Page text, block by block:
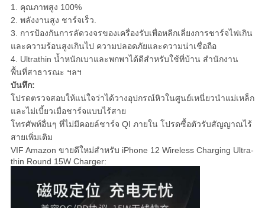
1. คุณภาพสูง 100%
2. พลังงานสูง ชาร์จเร็ว.
3. การป้องกันการลัดวงจรของเครื่องรับเพื่อหลีกเลี่ยงการชาร์จไฟเกิน
และความร้อนสูงเกินไป ความปลอดภัยและความน่าเชื่อถือ
4. Ultrathin น้ำหนักเบาและพกพาได้ดีสำหรับใช้ที่บ้าน สำนักงาน
พื้นที่สาธารณะ ฯลฯ
บันทึก:
โปรดตรวจสอบให้แน่ใจว่าได้วางอุปกรณ์หิวในศูนย์เหนี่ยวนำแม่เหล็ก
และไม่เบี้ยวเมื่อชาร์จแบบไร้สาย
โทรศัพท์อื่นๆ ที่ไม่มีคอยล์ชาร์จ QI ภายใน โปรดซื้อตัวรับสัญญาณไร้
สายเพิ่มเติม
VIF Amazon ขายดีใหม่สำหรับ iPhone 12 Wireless Charging Ultra-
thin Round 15W Charger: